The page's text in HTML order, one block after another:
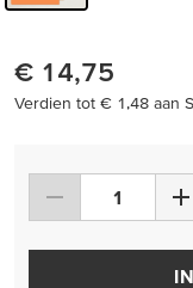
€ 14,75
Verdien tot € 1,48 aan